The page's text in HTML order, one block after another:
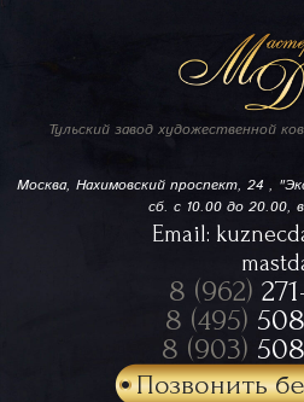
Тульский завод художественной
Москва, Нахимовский проспект, 24 ,
сб. с 10.00 до 20.00,
Email:
8 (962)
8 (495)
8 (903)
Позвонить